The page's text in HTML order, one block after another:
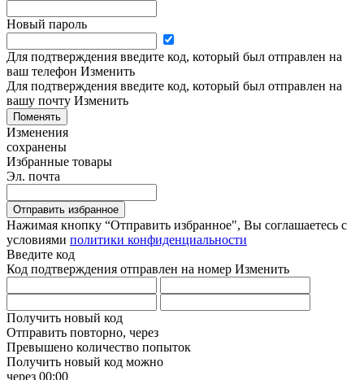
Новый пароль
Для подтверждения введите код, который был отправлен на
ваш телефон Изменить
Для подтверждения введите код, который был отправлен на
вашу почту Изменить
Поменять
Изменения
сохранены
Избранные товары
Эл. почта
Отправить избранное
Нажимая кнопку “Отправить избранное", Вы соглашаетесь c
условиями политики конфиденциальности
Введите код
Код подтверждения отправлен на номер Изменить
Получить новый код
Отправить повторно, через
Превышено количество попыток
Получить новый код можно
через 00:00